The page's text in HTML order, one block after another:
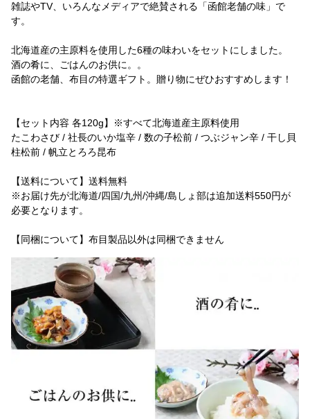
雑誌やTV、いろんなメディアで絶賛される「函館老舗の味」で
す。
北海道産の主原料を使用した6種の味わいをセットにしました。
酒の肴に、ごはんのお供に。。
函館の老舗、布目の特選ギフト。贈り物にぜひおすすめします！
【セット内容 各120g】※すべて北海道産主原料使用
たこわさび / 社長のいか塩辛 / 数の子松前 / つぶジャン辛 / 干し貝
柱松前 / 帆立とろろ昆布
【送料について】送料無料
※お届け先が北海道/四国/九州/沖縄/島しょ部は追加送料550円が
必要となります。
【同梱について】布目製品以外は同梱できません